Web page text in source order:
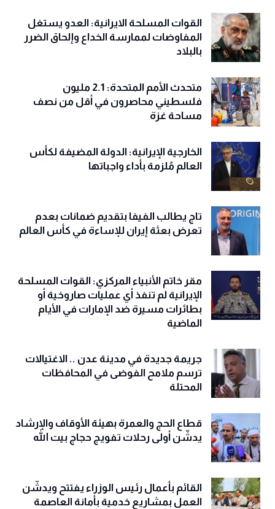
القوات المسلحة الايرانية: العدو يستغل
المفاوضات لممارسة الخداع وإلحاق الضرر
بالبلاد
متحدث الأمم المتحدة: 2.1 مليون
فلسطيني محاصرون في أقل من نصف
مساحة غزة
الخارجية الإيرانية: الدولة المضيفة لكأس
العالم مُلزمة بأداء واجباتها
تاج يطالب الفيفا بتقديم ضمانات بعدم
تعرض بعثة إيران للإساءة في كأس العالم
مقر خاتم الأنبياء المركزي: القوات المسلحة
الإيرانية لم تنفذ أي عمليات صاروخية أو
بطائرات مسيرة ضد الإمارات في الأيام
الماضية
جريمة جديدة في مدينة عدن .. الاغتيالات
ترسم ملامح الفوضى في المحافظات
المحتلة
قطاع الحج والعمرة بهيئة الأوقاف والإرشاد
يدشّن أولى رحلات تفويج حجاج بيت الله
القائم بأعمال رئيس الوزراء يفتتح ويدشّن
العمل بمشاريع خدمية بأمانة العاصمة